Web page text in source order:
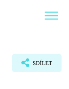
SDÍLET